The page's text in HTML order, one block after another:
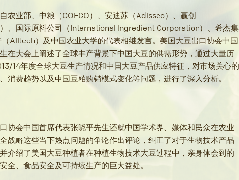
农业部、中粮（COFCO）、安迪苏（Adisseo）、赢创
）、国际原料公司（International Ingredient Corporation）、希杰集
Alltech）及中国农业大学的代表相继发言。美国大豆出口协会中国
在大会上阐述了全球丰产背景下中国大豆的供需形势，通过大量历
14年度全球大豆生产情况和中国大豆产品供应特征，对市场关心的
消费趋势以及中国豆粕购销模式变化等问题，进行了深入分析。
协会中国首席代表张晓平先生还就中国学术界、媒体和民众在农业
战略这些当下热点问题的争论作出评论，纠正了对于生物技术产品
介绍了美国大豆种植者在种植生物技术大豆过程中，亲身体会到的
全、食品安全及可持续生产的巨大益处。